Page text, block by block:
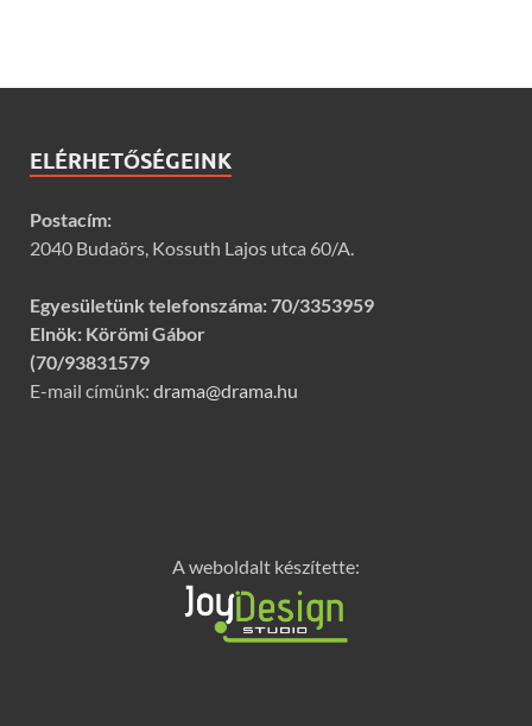
ELÉRHETŐSÉGEINK
Postacím:
2040 Budaörs, Kossuth Lajos utca 60/A.
Egyesületünk telefonszáma:70/3353959
Elnök: Körömi Gábor
(70/93831579
E-mail címünk: drama@drama.hu
A weboldalt készítette: